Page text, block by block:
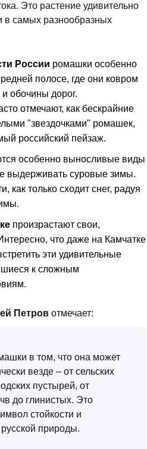
Это растение удивительно
в самых разнообразных
России ромашки особенно
полосе, где они ковром
обочины дорог.
отмечают, как бескрайние
"звездочками" ромашек,
российский пейзаж.
особенно выносливые виды
выдерживать суровые зимы.
как только сходит снег, радуя
произрастают свои,
что даже на Камчатке
эти удивительные
к сложным
Петров отмечает:
в том, что она может
везде – от сельских
пустырей, от
до глинистых. Это
стойкости и
природы.